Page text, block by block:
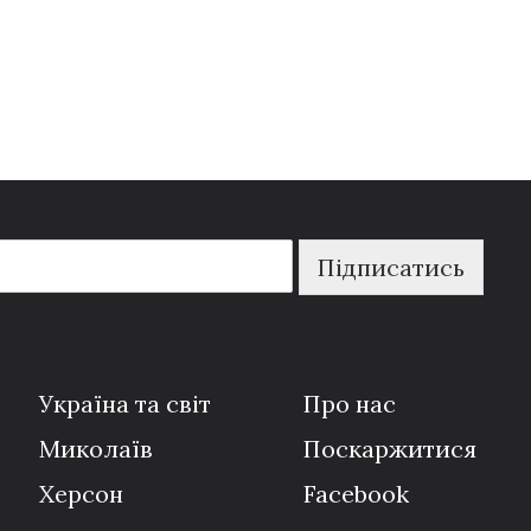
Підписатись
Україна та світ
Миколаїв
Херсон
Про нас
Поскаржитися
Facebook